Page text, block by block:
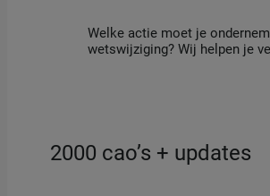
Welke actie moet je
wetswijziging? Wij helpen je
2000 cao’s + updates